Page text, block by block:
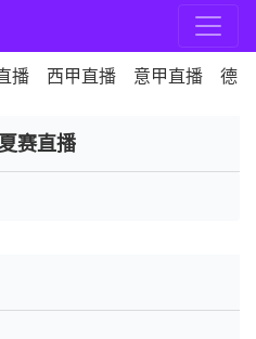
播 西甲直播 意甲直播 德
赛直播